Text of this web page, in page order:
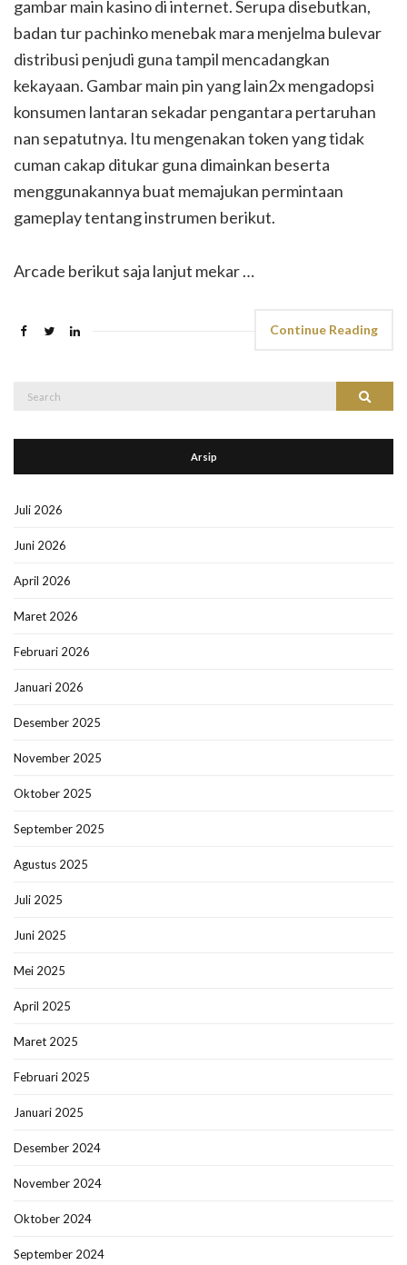
gambar main kasino di internet. Serupa disebutkan,
badan tur pachinko menebak mara menjelma bulevar
distribusi penjudi guna tampil mencadangkan
kekayaan. Gambar main pin yang lain2x mengadopsi
konsumen lantaran sekadar pengantara pertaruhan
nan sepatutnya. Itu mengenakan token yang tidak
cuman cakap ditukar guna dimainkan beserta
menggunakannya buat memajukan permintaan
gameplay tentang instrumen berikut.
Arcade berikut saja lanjut mekar …
Continue Reading
Search
Arsip
Juli 2026
Juni 2026
April 2026
Maret 2026
Februari 2026
Januari 2026
Desember 2025
November 2025
Oktober 2025
September 2025
Agustus 2025
Juli 2025
Juni 2025
Mei 2025
April 2025
Maret 2025
Februari 2025
Januari 2025
Desember 2024
November 2024
Oktober 2024
September 2024